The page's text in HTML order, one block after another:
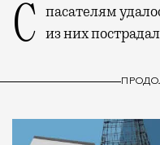
Спасателям удалось вызволить пятерых, трое из них